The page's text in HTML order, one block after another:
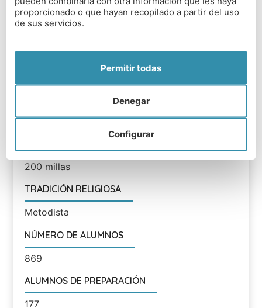
Mixto
DISTANCIA DESDE AEROPUERTOS
Aeropuerto Leeds Bradford - 11
millas; Aeropuerto de Manchester -68 millas
DISTANCIA DESDE LONDRES
200 millas
TRADICIÓN RELIGIOSA
Metodista
NÚMERO DE ALUMNOS
869
ALUMNOS DE PREPARACIÓN
177
proporcionado o que hayan recopilado a partir del uso
de sus servicios.
Configurar
Denegar
Permitir todas